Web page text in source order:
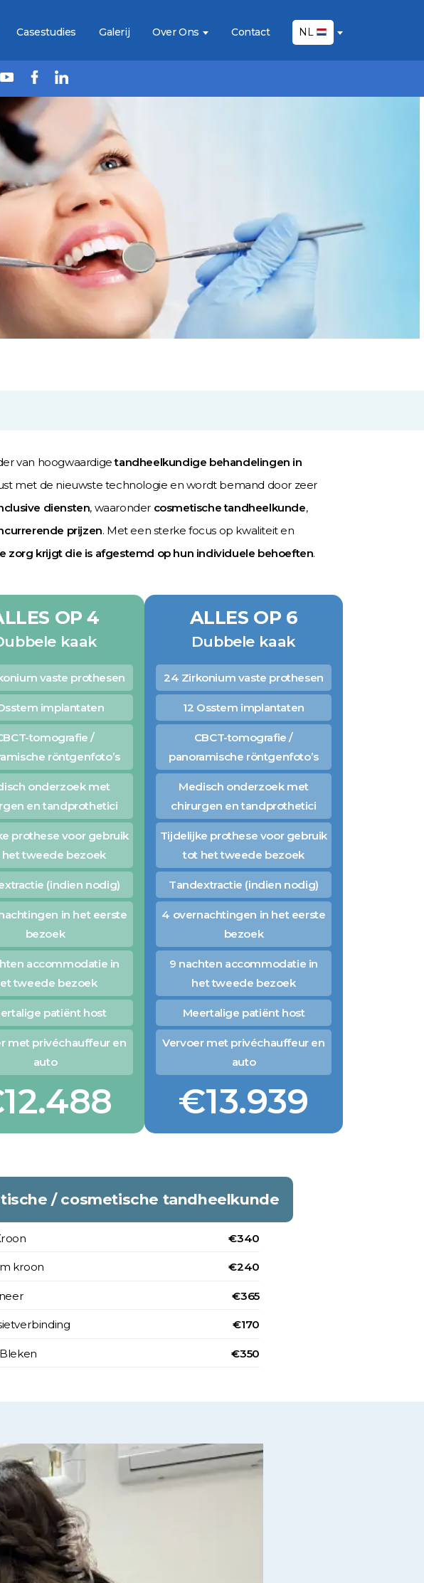
Casestudies Galerij Over Ons Contact NL
van hoogwaardigetandheelkundige behandelingen in
met de nieuwste technologie en wordt bemand door zeer
diensten, waaronder cosmetische tandheelkunde,
prijzen. Met een sterke focus op kwaliteit en
zorg krijgt die is afgestemd op hun individuele behoeften.
OP 4
kaak
vaste prothesen
implantaten
tomografie /
röntgenfoto’s
onderzoek met
en tandprothetici
prothese voor gebruik
tweede bezoek
(indien nodig)
in het eerste
bezoek
accommodatie in
tweede bezoek
patiënt host
met privéchauffeur en
auto
ALLES OP 6
Dubbele kaak
24 Zirkonium vaste prothesen
12 Osstem implantaten
CBCT-tomografie /
panoramische röntgenfoto’s
Medisch onderzoek met
chirurgen en tandprothetici
Tijdelijke prothese voor gebruik
tot het tweede bezoek
Tandextractie (indien nodig)
4 overnachtingen in het eerste
bezoek
9 nachten accommodatie in
het tweede bezoek
Meertalige patiënt host
Vervoer met privéchauffeur en
auto
€13.939
/ cosmetische tandheelkunde
€340
kroon €240
€365
€170
€350